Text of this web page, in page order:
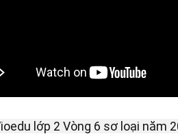
lớp 2 Vòng 6 sơ loại năm